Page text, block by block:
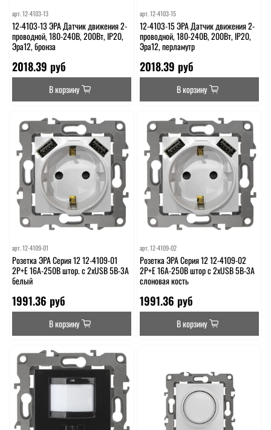
арт.12-4103-13
12-4103-13 ЭРА Датчик движения 2-
проводной, 180-240В, 200Вт, IP20,
Эра12, бронза
2018.39 руб
В корзину
арт.12-4103-15
12-4103-15 ЭРА Датчик движения 2-
проводной, 180-240В, 200Вт, IP20,
Эра12, перламутр
2018.39 руб
В корзину
арт.12-4109-01
Розетка ЭРА Серия 12 12-4109-01
2P+E 16A-250В штор. с 2xUSB 5В-3А
белый
1991.36 руб
В корзину
арт. 12-4109-02
Розетка ЭРА Серия 12 12-4109-02
2P+E 16A-250В штор с 2xUSB 5В-3А
слоновая кость
1991.36 руб
В корзину